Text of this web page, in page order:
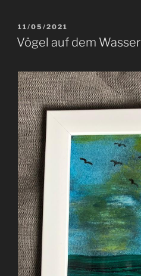
VERÖFFENTLICHT
AM
11/05/2021
Vögel auf dem Wasser